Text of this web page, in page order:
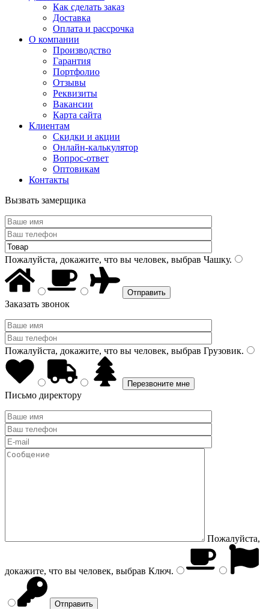
Как сделать заказ
Доставка
Оплата и рассрочка
О компании
Производство
Гарантия
Портфолио
Отзывы
Реквизиты
Вакансии
Карта сайта
Клиентам
Скидки и акции
Онлайн-калькулятор
Вопрос-ответ
Оптовикам
Контакты
Вызвать замерщика
Пожалуйста, докажите, что вы человек, выбрав Чашку.
Заказать звонок
Пожалуйста, докажите, что вы человек, выбрав Грузовик.
Письмо директору
Пожалуйста,
докажите, что вы человек, выбрав Ключ.